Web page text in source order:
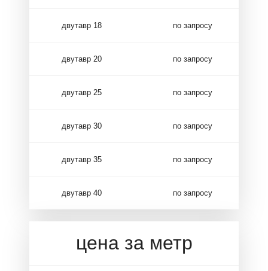
двутавр 18 по запросу
двутавр 20 по запросу
двутавр 25 по запросу
двутавр 30 по запросу
двутавр 35 по запросу
двутавр 40 по запросу
цена за метр